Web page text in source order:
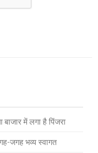
में लगा है पिंजरा
जगह भव्य स्वागत